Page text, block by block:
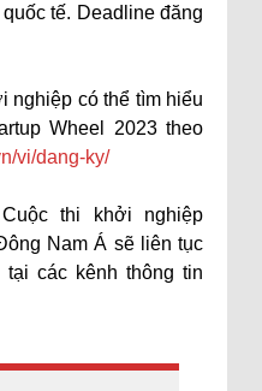
tế. Deadline đăng
nghiệp có thể tìm hiểu
Wheel 2023 theo
vi/dang-ky/
thi khởi nghiệp
Nam Á sẽ liên tục
các kênh thông tin